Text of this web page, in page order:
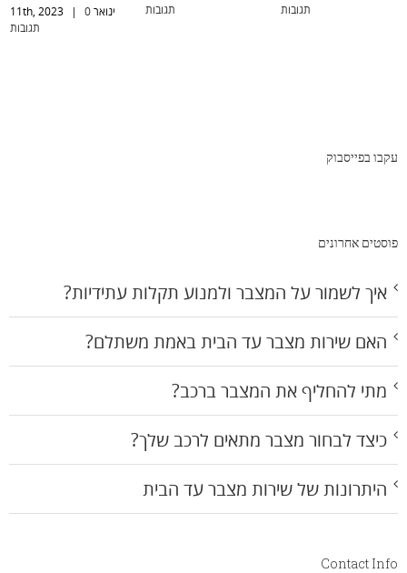
ינואר 11th, 2023 |
0
תגובות
תגובות
תגובות
עקבו בפייסבוק
פוסטים אחרונים
איך לשמור על המצבר ולמנוע תקלות עתידיות?
האם שירות מצבר עד הבית באמת משתלם?
מתי להחליף את המצבר ברכב?
כיצד לבחור מצבר מתאים לרכב שלך?
היתרונות של שירות מצבר עד הבית
Contact Info